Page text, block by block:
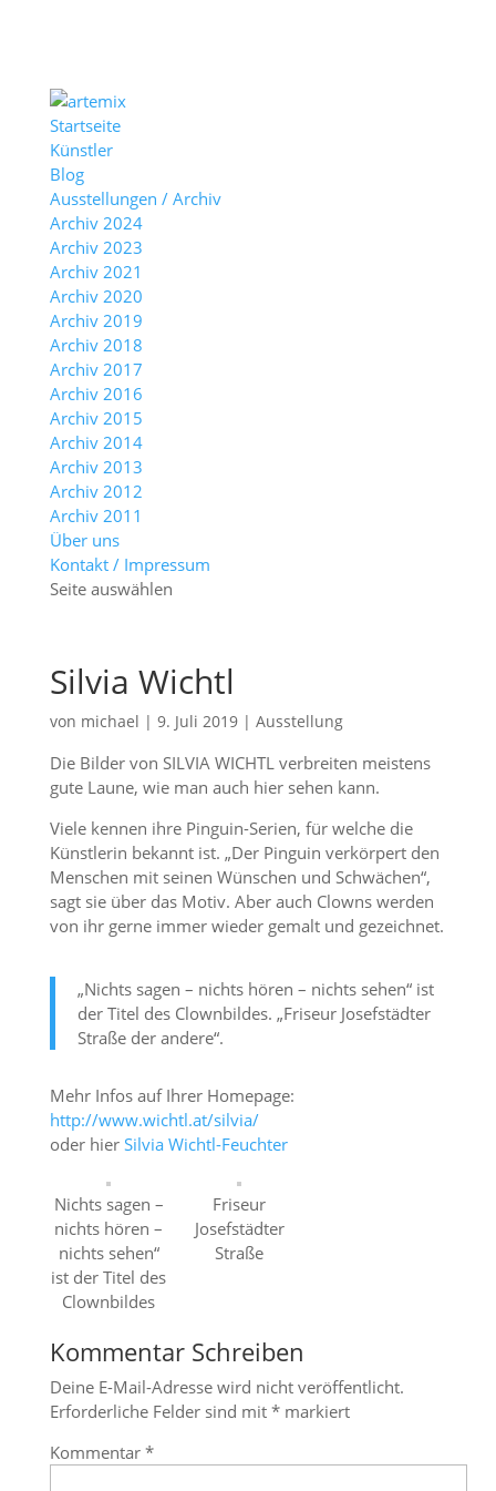
Startseite
Künstler
Blog
Ausstellungen / Archiv
Archiv 2024
Archiv 2023
Archiv 2021
Archiv 2020
Archiv 2019
Archiv 2018
Archiv 2017
Archiv 2016
Archiv 2015
Archiv 2014
Archiv 2013
Archiv 2012
Archiv 2011
Über uns
Kontakt / Impressum
Seite auswählen
Silvia Wichtl
von michael | 9. Juli 2019| Ausstellung
Die Bilder von SILVIA WICHTL verbreiten meistens
gute Laune, wie man auch hier sehen kann.
Viele kennen ihre Pinguin-Serien, für welche die
Künstlerin bekannt ist. „Der Pinguin verkörpert den
Menschen mit seinen Wünschen und Schwächen“,
sagt sie über das Motiv. Aber auch Clowns werden
von ihr gerne immer wieder gemalt und gezeichnet.
„Nichts sagen – nichts hören – nichts sehen“ ist
der Titel des Clownbildes. „Friseur Josefstädter
Straße der andere“.
Mehr Infos auf Ihrer Homepage:
http://www.wichtl.at/silvia/
oder hier Silvia Wichtl-Feuchter
Nichts sagen –
nichts hören –
nichts sehen“
ist der Titel des
Clownbildes
Friseur
Josefstädter
Straße
Kommentar Schreiben
Deine E-Mail-Adresse wird nicht veröffentlicht.
Erforderliche Felder sind mit *markiert
Kommentar *